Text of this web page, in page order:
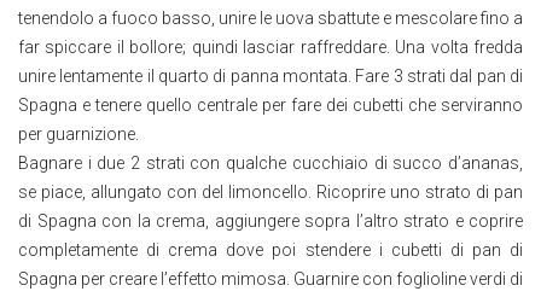
tenendolo a fuoco basso, unire le uova sbattute e mescolare fino a
far spiccare il bollore; quindi lasciar raffreddare. Una volta fredda
unire lentamente il quarto di panna montata. Fare 3 strati dal pan di
Spagna e tenere quello centrale per fare dei cubetti che serviranno
per guarnizione.
Bagnare i due 2 strati con qualche cucchiaio di succo d’ananas,
se piace, allungato con del limoncello. Ricoprire uno strato di pan
di Spagna con la crema, aggiungere sopra l’altro strato e coprire
completamente di crema dove poi stendere i cubetti di pan di
Spagna per creare l’effetto mimosa. Guarnire con foglioline verdi di